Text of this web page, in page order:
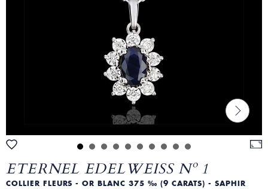
ETERNEL EDELWEISS Nº 1
COLLIER FLEURS - OR BLANC 375 ‰ (9 CARATS) - SAPHIR